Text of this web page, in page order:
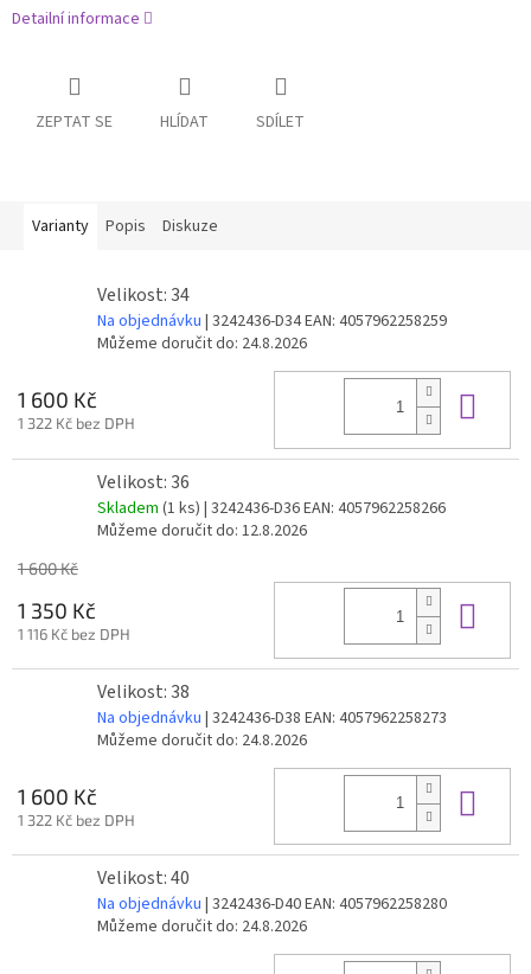
Detailní informace
ZEPTAT SE HLÍDAT SDÍLET
Varianty Popis Diskuze
Velikost: 34
Na objednávku | 3242436-D34EAN: 4057962258259
Můžeme doručit do: 24.8.2026
1 600 Kč
1 322 Kč bez DPH
Velikost: 36
Skladem (1 ks) | 3242436-D36EAN: 4057962258266
Můžeme doručit do: 12.8.2026
1 600 Kč
1 350 Kč
1 116 Kč bez DPH
Velikost: 38
Na objednávku | 3242436-D38 EAN: 4057962258273
Můžeme doručit do: 24.8.2026
1 600 Kč
1 322 Kč bez DPH
Velikost: 40
Na objednávku | 3242436-D40EAN: 4057962258280
Můžeme doručit do: 24.8.2026